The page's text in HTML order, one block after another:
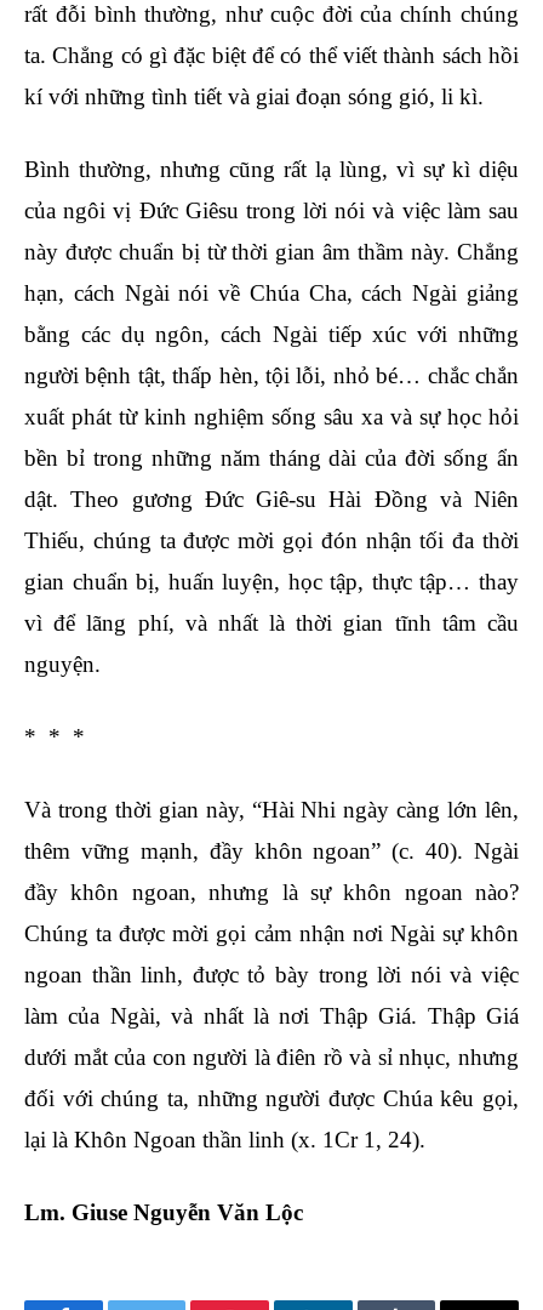
rất đỗi bình thường, như cuộc đời của chính chúng
ta. Chẳng có gì đặc biệt để có thể viết thành sách hồi
kí với những tình tiết và giai đoạn sóng gió, li kì.
Bình thường, nhưng cũng rất lạ lùng, vì sự kì diệu
của ngôi vị Đức Giêsu trong lời nói và việc làm sau
này được chuẩn bị từ thời gian âm thầm này. Chẳng
hạn, cách Ngài nói về Chúa Cha, cách Ngài giảng
bằng các dụ ngôn, cách Ngài tiếp xúc với những
người bệnh tật, thấp hèn, tội lỗi, nhỏ bé… chắc chắn
xuất phát từ kinh nghiệm sống sâu xa và sự học hỏi
bền bỉ trong những năm tháng dài của đời sống ẩn
dật. Theo gương Đức Giê-su Hài Đồng và Niên
Thiếu, chúng ta được mời gọi đón nhận tối đa thời
gian chuẩn bị, huấn luyện, học tập, thực tập… thay
vì để lãng phí, và nhất là thời gian tĩnh tâm cầu
nguyện.
* * *
Và trong thời gian này, “Hài Nhi ngày càng lớn lên,
thêm vững mạnh, đầy khôn ngoan” (c. 40). Ngài
đầy khôn ngoan, nhưng là sự khôn ngoan nào?
Chúng ta được mời gọi cảm nhận nơi Ngài sự khôn
ngoan thần linh, được tỏ bày trong lời nói và việc
làm của Ngài, và nhất là nơi Thập Giá. Thập Giá
dưới mắt của con người là điên rồ và sỉ nhục, nhưng
đối với chúng ta, những người được Chúa kêu gọi,
lại là Khôn Ngoan thần linh (x. 1Cr 1, 24).
Lm. Giuse Nguyễn Văn Lộc